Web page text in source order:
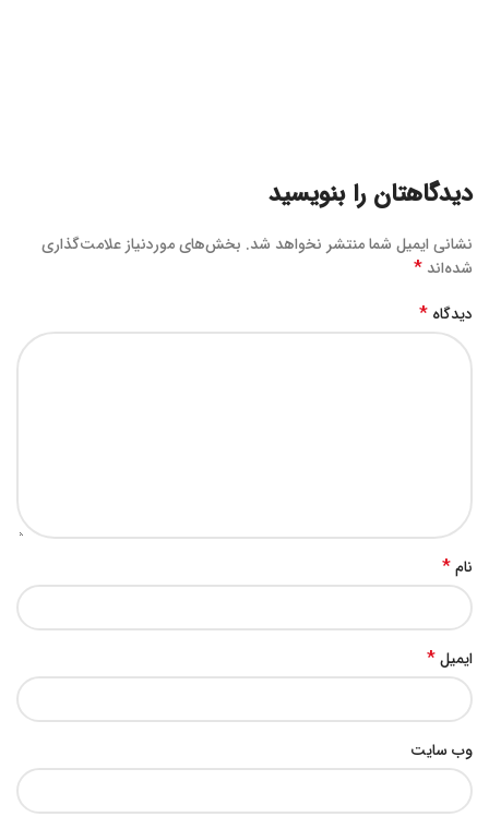
دیدگاهتان را بنویسید
نشانی ایمیل شما منتشر نخواهد شد. بخش‌های موردنیاز علامت‌گذاری
شده‌اند *
دیدگاه *
نام*
ایمیل*
وب‌ سایت